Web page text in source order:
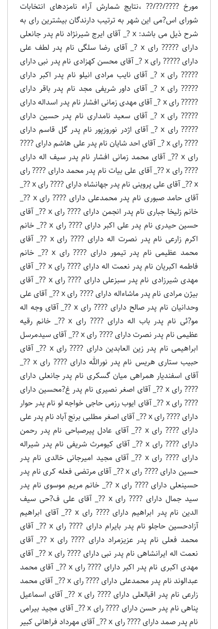
مورخ ????/??/?? ،نتایج شمارش آراء نامزدهای انتخابات
شورای اس?می این شهر به ترتیب دارندگان بیشترین رای به
شرح ذیل می باشد: x ?_ آقای ایرج شیرنژاد نام پدر جانعلی
دارای ????? رای x ?_ آقای رضا سلگی نام پدر لطف علی
دارای ????? رای x ?_ آقای محسن کهزادی نام پدر نبى دارای
????? رای x ?_ آقای نایب مرادی انیلو نام پدر اکبر دارای
????? رای x ?_ آقای داور شریفی مجد نام پدر باقر دارای
????? رای x ?_ آقای مهدی زمانی افشار نام پدر اسداله دارای
????? رای x ?_ آقای سعید نامداری نام پدر حسین دارای
????? رای x ?_ آقای اژدر نوروزپور نام پدر گل قاسم دارای
???? رای x ?_ آقای احد شایان نام پدر على هاشم دارای ????
رای x ??_ آقای محمد زمانی افشار نام پدر سیف اله دارای
???? رای x ??_ آقای علی بیات نام پدر محمد دارای ???? رای
x ??_ آقای علی پروینی نام پدر جهانشاه دارای ???? رای x ??_
آقای حامد صبوری نام پدر محمدعلی دارای ???? رای x ??_
خانم زلیخا جباری نام پدر انجمن دارای ???? رای x ??_ آقای
حسین حیدری نام پدر علی اکبر دارای ???? رای x ??_ خانم
اکرم زارعی نام پدر نصرت اله دارای ???? رای x ??_ آقای
محمد عظیمی نام پدر تیمور دارای ???? رای x ??_ خانم
فاطمه اکبریان نام پدر نعمت اله دارای ???? رای x ??_ آقای
مهدی شیرزادی نام پدر سبزعلی دارای ???? رای x ??_ آقای
بیژن مرادی نام پدر ماشاءاله دارای ???? رای x ??_ آقای علی
وحدانیان نام پدر صالح دارای ???? رای x ??_ آقای وجه اله
مو?ئی نام پدر باب اله دارای ???? رای x ??_ خانم رقیه
عظیمی نام پدر نصرت دارای ???? رای x ??_ آقای سیدمرسل
ابراهیمی نام پدر زین العابدین دارای ???? رای x ??_ آقای
حبیب ستاری هریس نام پدر نورالله دارای ???? رای x ??_
آقای اسفندیار همراهی میان گسکری نام پدر جانعلی دارای
???? رای x ??_ آقای اصغر نصیری نام پدر غ?محسین دارای
???? رای x ??_ آقای ایوب رزمی حاجی خواجه لو نام پدر حوار
دارای ???? رای x ??_ آقای اصغر مطلبی برنج آباد نام پدر علی
دارای ???? رای x ??_ آقای عادل پیرصباحی نام پدر رحمن
دارای ???? رای x ??_ آقای کیومرث شریفی نام پدر شیراله
دارای ???? رای x ??_ آقای مجید امیرجانی خالدی نام پدر
حسین دارای ???? رای x ??_ آقای مرتضی فعله کری نام پدر
حسینعلی دارای ???? رای x ??_ خانم مریم موسوی نام پدر
سید جمال دارای ???? رای x ??_ آقای علی ف?حی سیف
الدین نام پدر ابراهیم دارای ???? رای x ??_ آقای ابراهیم
آزادحسین حاجلو نام پدر بایرام دارای ???? رای x ??_ آقای
محمد فعلی نام پدر عزیزمراد دارای ???? رای x ??_ آقای
نعمت اله ایرانشاهی نام پدر نبى دارای ???? رای x ??_ آقای
مهدی اکبری نام پدر اکبر دارای ???? رای x ??_ آقای محمد
عبدالوند نام پدر محمدعلى دارای ???? رای x ??_ آقای محمد
زارعی نام پدر اقبالعلى دارای ???? رای x ??_ آقای اسماعیل
پناهی نام پدر حسن دارای ???? رای x ??_ آقای مجید بیرامی
نام پدر صمد دارای ???? رای x ??_ آقای مهرداد فراهانی کبیر